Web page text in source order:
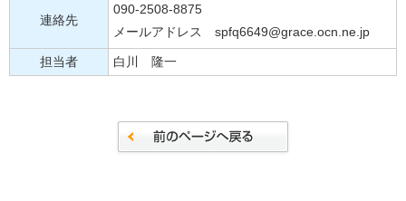
連絡先
090-2508-8875
メールアドレス spfq6649@grace.ocn.ne.jp
担当者 白川 隆一